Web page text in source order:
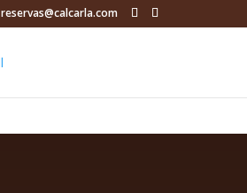
reservas@calcarla.com